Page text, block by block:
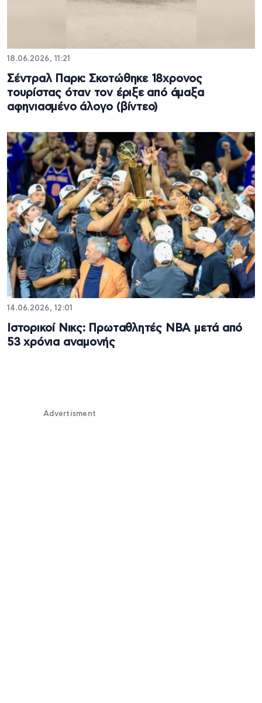
18.06.2026, 11:21
Σέντραλ Παρκ: Σκοτώθηκε 18χρονος
τουρίστας όταν τον έριξε από άμαξα
αφηνιασμένο άλογο (βίντεο)
14.06.2026, 12:01
Ιστορικοί Νικς: Πρωταθλητές NBA μετά από
53 χρόνια αναμονής
Advertisment